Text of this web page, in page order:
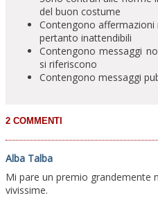
del buon costume
Contengono
pertanto inattendibili
Contengono messaggi
si riferiscono
Contengono messaggi
Alba Talba
Mi pare un premio grandemente
vivissime.